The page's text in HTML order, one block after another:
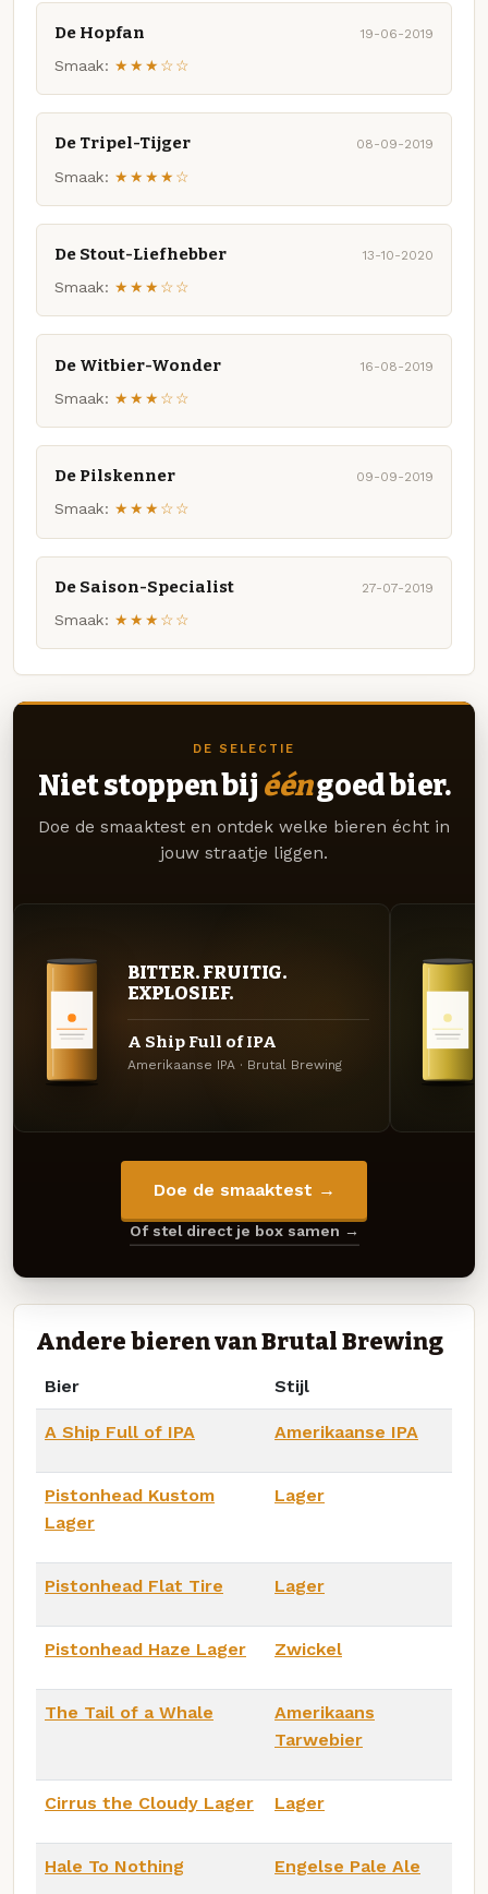
De Hopfan 19-06-2019
Smaak: ★★★☆☆
De Tripel-Tijger 08-09-2019
Smaak: ★★★★☆
De Stout-Liefhebber 13-10-2020
Smaak: ★★★☆☆
De Witbier-Wonder 16-08-2019
Smaak: ★★★☆☆
De Pilskenner 09-09-2019
Smaak: ★★★☆☆
De Saison-Specialist 27-07-2019
Smaak: ★★★☆☆
DE SELECTIE
Niet stoppen bij ééngoed bier.
Doe de smaaktest en ontdek welke bieren écht in
jouw straatje liggen.
BITTER. FRUITIG.
EXPLOSIEF.
A Ship Full of IPA
Amerikaanse IPA · Brutal Brewing
Doe de smaaktest →
Of stel direct je box samen →
Andere bieren van Brutal Brewing
Bier Stijl
A Ship Full of IPA Amerikaanse IPA
Pistonhead Kustom
Lager
Lager
Pistonhead Flat Tire Lager
Pistonhead Haze Lager Zwickel
The Tail of a Whale
Amerikaans
Tarwebier
Cirrus the Cloudy Lager Lager
Hale To Nothing Engelse Pale Ale